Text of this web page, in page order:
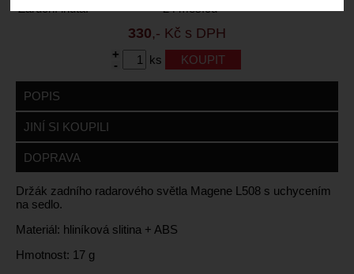
Záruční lhůta: 24 měsíců
330,- Kč s DPH
+
-
ks
POPIS
JINÍ SI KOUPILI
DOPRAVA
Držák zadního radarového světla Magene L508 s uchycením
na sedlo.
Materiál: hliníková slitina + ABS
Hmotnost: 17 g